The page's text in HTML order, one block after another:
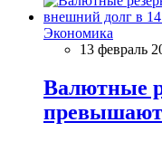
Экономика
13 февраль
Валютные
превышают